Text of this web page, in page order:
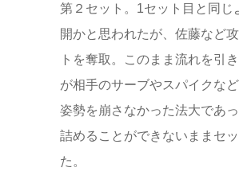
第２セット。1セット目と同
開かと思われたが、佐藤など
トを奪取。このまま流れを引
が相手のサーブやスパイクな
姿勢を崩さなかった法大であ
詰めることができないままセ
た。